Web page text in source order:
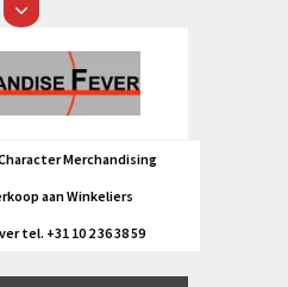
Merchandising
aan Winkeliers
tel. +31 10 2 36 38 59